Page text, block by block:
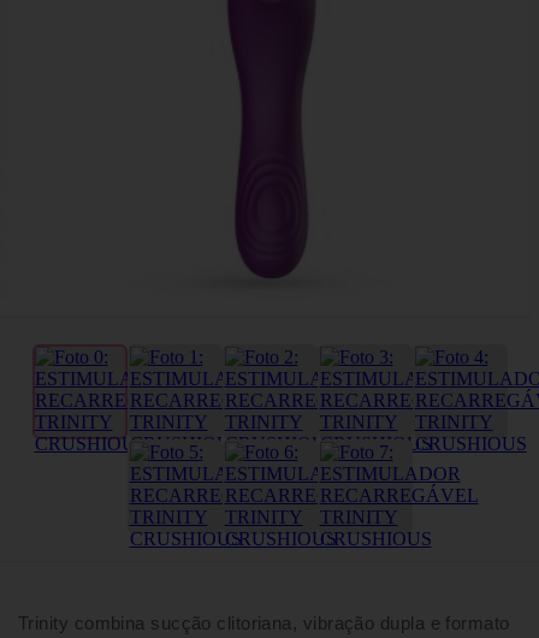
Trinity combina sucção clitoriana, vibração dupla e formato